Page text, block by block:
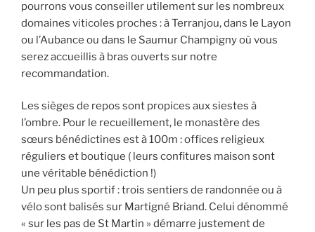
pourrons vous conseiller utilement sur les nombreux
domaines viticoles proches : à Terranjou, dans le Layon
ou l’Aubance ou dans le Saumur Champigny où vous
serez accueillis à bras ouverts sur notre
recommandation.
Les sièges de repos sont propices aux siestes à
l’ombre. Pour le recueillement, le monastère des
sœurs bénédictines est à 100m : offices religieux
réguliers et boutique ( leurs confitures maison sont
une véritable bénédiction !)
Un peu plus sportif : trois sentiers de randonnée ou à
vélo sont balisés sur Martigné Briand. Celui dénommé
« sur les pas de St Martin » démarre justement de